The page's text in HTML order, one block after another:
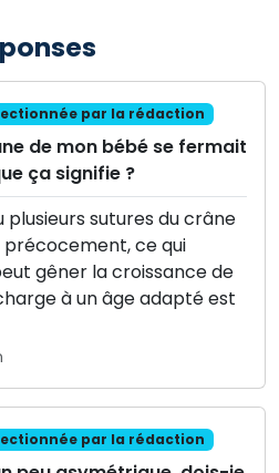
par la rédaction
de mon bébé se fermait
ça signifie ?
plusieurs sutures du crâne
ce qui
gêner la croissance de
à un âge adapté est
par la rédaction